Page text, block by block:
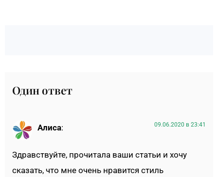
Один ответ
Алиса: 09.06.2020 в 23:41
Здравствуйте, прочитала ваши статьи и хочу
сказать, что мне очень нравится стиль